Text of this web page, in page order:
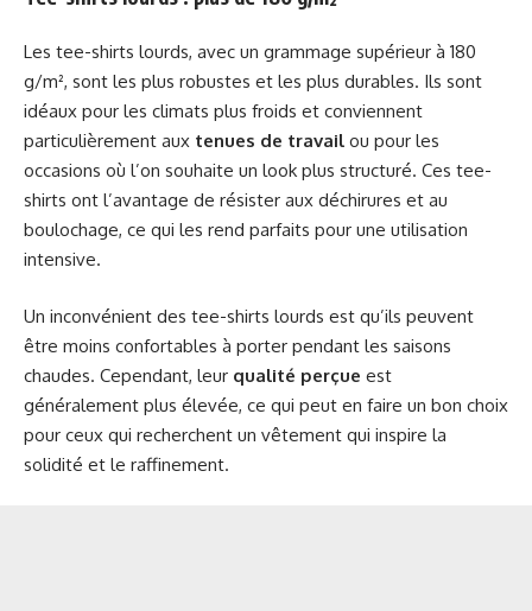
Les tee-shirts lourds, avec un grammage supérieur à 180
g/m², sont les plus robustes et les plus durables. Ils sont
idéaux pour les climats plus froids et conviennent
particulièrement aux tenues de travail ou pour les
occasions où l’on souhaite un look plus structuré. Ces tee-
shirts ont l’avantage de résister aux déchirures et au
boulochage, ce qui les rend parfaits pour une utilisation
intensive.
Un inconvénient des tee-shirts lourds est qu’ils peuvent
être moins confortables à porter pendant les saisons
chaudes. Cependant, leur qualité perçue est
généralement plus élevée, ce qui peut en faire un bon choix
pour ceux qui recherchent un vêtement qui inspire la
solidité et le raffinement.